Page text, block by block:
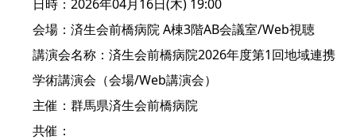
日時：2026年04月16日(木) 19:00
会場：済生会前橋病院 A棟3階AB会議室/Web視聴
講演会名称：済生会前橋病院2026年度第1回地域連携
学術講演会（会場/Web講演会）
主催：群馬県済生会前橋病院
共催：